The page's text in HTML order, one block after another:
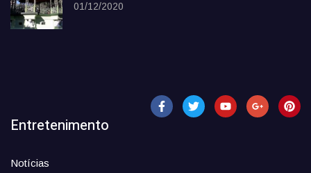
01/12/2020
Entretenimento
Notícias